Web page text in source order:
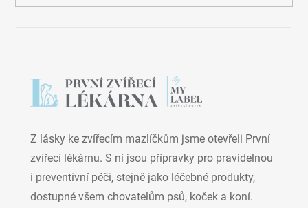
Z lásky ke zvířecím mazlíčkům jsme otevřeli První
zvířecí lékárnu. S ní jsou přípravky pro pravidelnou
i preventivní péči, stejně jako léčebné produkty,
dostupné všem chovatelům psů, koček a koní.